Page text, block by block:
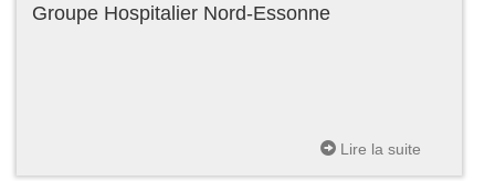
Groupe Hospitalier Nord-Essonne
Lire la suite